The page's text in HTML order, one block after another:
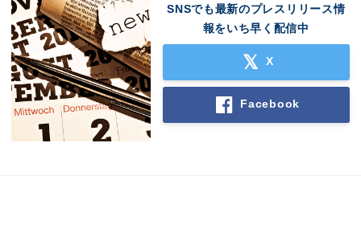
SNSでも最新のプレスリリース情
報をいち早く配信中
X
Facebook